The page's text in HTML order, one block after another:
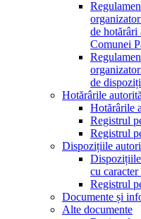
de
Comunei
de
Hotărârile
Hotărârile
Registrul
Registrul
Dispozițiile
cu
Registrul
Documente și
Alte documente